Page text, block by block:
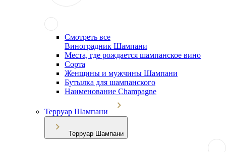
Смотреть все
Виноградник Шампани
Места, где рождается шампанское вино
Сорта
Женщины и мужчины Шампани
Бутылка для шампанского
Наименование Champagne
Терруар Шампани
Терруар Шампани